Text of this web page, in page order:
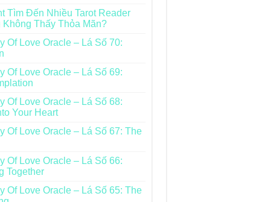
Tìm Đến Nhiều Tarot Reader
Không Thấy Thỏa Mãn?
Of Love Oracle – Lá Số 70:
Of Love Oracle – Lá Số 69:
Of Love Oracle – Lá Số 68:
Your Heart
Of Love Oracle – Lá Số 67: The
Of Love Oracle – Lá Số 66:
Together
Of Love Oracle – Lá Số 65: The